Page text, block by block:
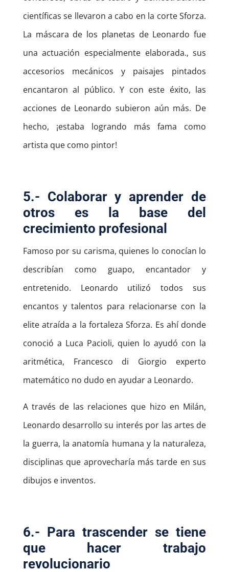
científicas se llevaron a cabo en la corte Sforza.
La máscara de los planetas de Leonardo fue
una actuación especialmente elaborada., sus
accesorios mecánicos y paisajes pintados
encantaron al público. Y con este éxito, las
acciones de Leonardo subieron aún más. De
hecho, ¡estaba logrando más fama como
artista que como pintor!
5.- Colaborar y aprender de
otros es la base del
crecimiento profesional
Famoso por su carisma, quienes lo conocían lo
describían como guapo, encantador y
entretenido. Leonardo utilizó todos sus
encantos y talentos para relacionarse con la
elite atraída a la fortaleza Sforza. Es ahí donde
conoció a Luca Pacioli, quien lo ayudó con la
aritmética, Francesco di Giorgio experto
matemático no dudo en ayudar a Leonardo.
A través de las relaciones que hizo en Milán,
Leonardo desarrollo su interés por las artes de
la guerra, la anatomía humana y la naturaleza,
disciplinas que aprovecharía más tarde en sus
dibujos e inventos.
6.- Para trascender se tiene
que hacer trabajo
revolucionario